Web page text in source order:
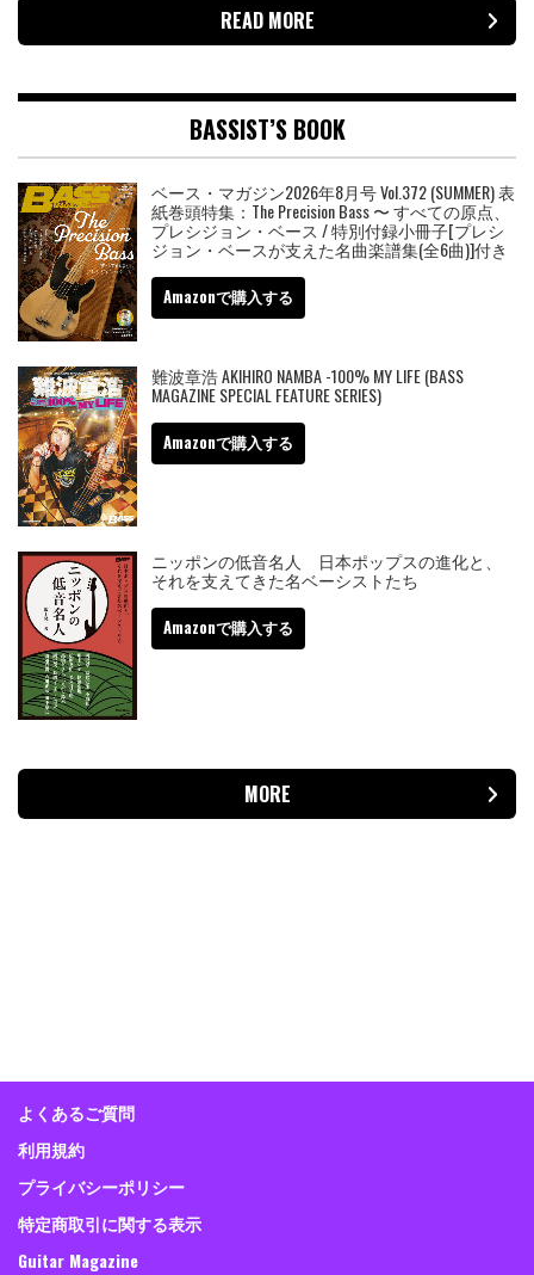
READ MORE
BASSIST’S BOOK
ベース・マガジン2026年8月号 Vol.372 (SUMMER) 表
紙巻頭特集：The Precision Bass 〜 すべての原点、
プレシジョン・ベース / 特別付録小冊子[プレシ
ジョン・ベースが支えた名曲楽譜集(全6曲)]付き
Amazonで購入する
難波章浩 AKIHIRO NAMBA -100% MY LIFE (BASS
MAGAZINE SPECIAL FEATURE SERIES)
Amazonで購入する
ニッポンの低音名人 日本ポップスの進化と、
それを支えてきた名ベーシストたち
Amazonで購入する
MORE
よくあるご質問
利用規約
プライバシーポリシー
特定商取引に関する表示
Guitar Magazine